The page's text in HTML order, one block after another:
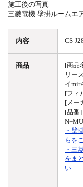
施工後の写真
三菱電機 壁掛ルームエ
内容 CS-
商品
[商品
リー
イ
[フィ
[メー
[品番
・壁
らを
・三
をま
い